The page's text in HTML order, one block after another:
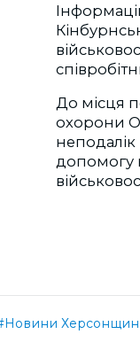
До місця
охорони
допомогу